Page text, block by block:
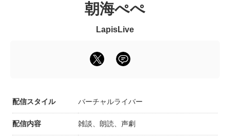
朝海ぺぺ
LapisLive
配信スタイル バーチャルライバー
配信内容 雑談、朗読、声劇